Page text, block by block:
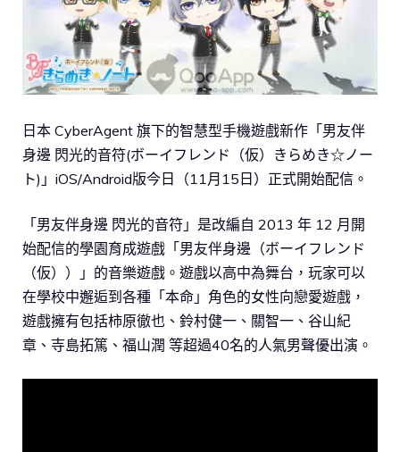
日本 CyberAgent 旗下的智慧型手機遊戲新作「男友伴
身邊 閃光的音符(ボーイフレンド（仮）きらめき☆ノー
ト)」iOS/Android版今日（11月15日）正式開始配信。
「男友伴身邊 閃光的音符」是改編自 2013 年 12 月開
始配信的學園育成遊戲「男友伴身邊（ボーイフレンド
（仮））」的音樂遊戲。遊戲以高中為舞台，玩家可以
在學校中邂逅到各種「本命」角色的女性向戀愛遊戲，
遊戲擁有包括柿原徹也、鈴村健一、關智一、谷山紀
章、寺島拓篤、福山潤 等超過40名的人氣男聲優出演。